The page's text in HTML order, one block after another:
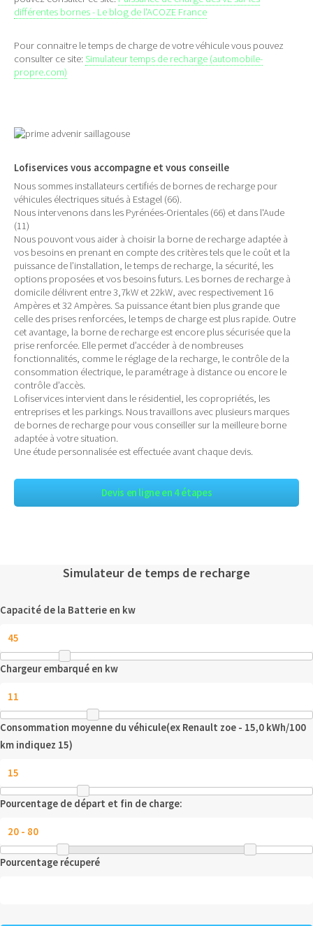
différentes bornes - Le blog de l'ACOZE France
Pour connaitre le temps de charge de votre véhicule vous pouvez
consulter ce site: Simulateur temps de recharge (automobile-
propre.com)
Lofiservices vous accompagne et vous conseille
Nous sommes installateurs certifiés de bornes de recharge pour
véhicules électriques situés à Estagel (66).
Nous intervenons dans les Pyrénées-Orientales (66) et dans l'Aude
(11)
Nous pouvont vous aider à choisir la borne de recharge adaptée à
vos besoins en prenant en compte des critères tels que le coût et la
puissance de l’installation, le temps de recharge, la sécurité, les
options proposées et vos besoins futurs. Les bornes de recharge à
domicile délivrent entre 3,7kW et 22kW, avec respectivement 16
Ampères et 32 Ampères. Sa puissance étant bien plus grande que
celle des prises renforcées, le temps de charge est plus rapide. Outre
cet avantage, la borne de recharge est encore plus sécurisée que la
prise renforcée. Elle permet d’accéder à de nombreuses
fonctionnalités, comme le réglage de la recharge, le contrôle de la
consommation électrique, le paramétrage à distance ou encore le
contrôle d’accès.
Lofiservices intervient dans le résidentiel, les copropriétés, les
entreprises et les parkings. Nous travaillons avec plusieurs marques
de bornes de recharge pour vous conseiller sur la meilleure borne
adaptée à votre situation.
Une étude personnalisée est effectuée avant chaque devis.
Devis en ligne en 4 étapes
Simulateur de temps de recharge
Capacité de la Batterie en kw
Chargeur embarqué en kw
Consommation moyenne du véhicule(ex Renault zoe - 15,0 kWh/100
km indiquez 15)
Pourcentage de départ et fin de charge:
Pourcentage récuperé